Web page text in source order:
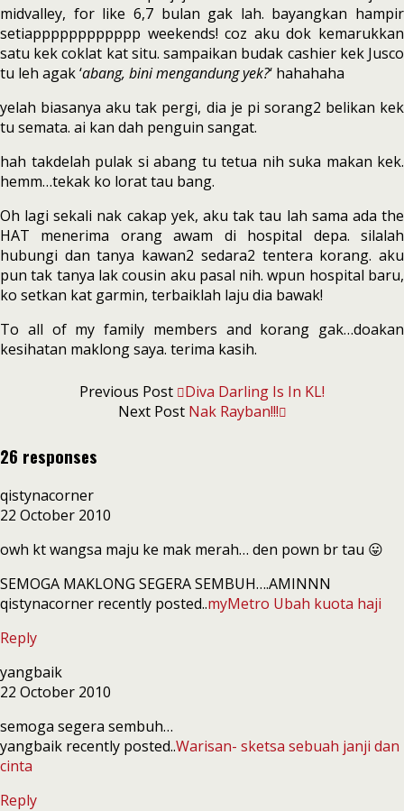
midvalley, for like 6,7 bulan gak lah. bayangkan hampir
setiapppppppppppp weekends! coz aku dok kemarukkan
satu kek coklat kat situ. sampaikan budak cashier kek Jusco
tu leh agak ‘abang, bini mengandung yek?‘ hahahaha
yelah biasanya aku tak pergi, dia je pi sorang2 belikan kek
tu semata. ai kan dah penguin sangat.
hah takdelah pulak si abang tu tetua nih suka makan kek.
hemm…tekak ko lorat tau bang.
Oh lagi sekali nak cakap yek, aku tak tau lah sama ada the
HAT menerima orang awam di hospital depa. silalah
hubungi dan tanya kawan2 sedara2 tentera korang. aku
pun tak tanya lak cousin aku pasal nih. wpun hospital baru,
ko setkan kat garmin, terbaiklah laju dia bawak!
To all of my family members and korang gak…doakan
kesihatan maklong saya. terima kasih.
Previous Post
Diva Darling Is In KL!
Next Post Nak Rayban!!!
26 responses
qistynacorner
22 October 2010
owh kt wangsa maju ke mak merah… den pown br tau 😛
SEMOGA MAKLONG SEGERA SEMBUH….AMINNN
qistynacorner recently posted..myMetro Ubah kuota haji
Reply
yangbaik
22 October 2010
semoga segera sembuh…
yangbaik recently posted..Warisan- sketsa sebuah janji dan
cinta
Reply